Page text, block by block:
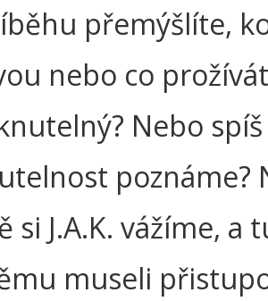
přemýšlíte,
nebo co
Nebo
poznáme?
si J.A.K. vážíme, a
museli